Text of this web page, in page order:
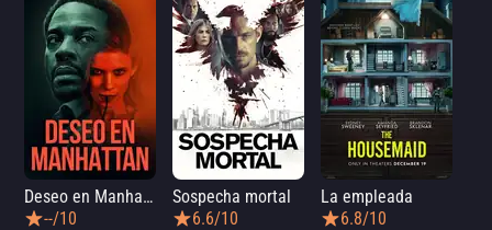
Deseo en Manhattan
--/10
Sospecha mortal
6.6/10
La empleada
6.8/10